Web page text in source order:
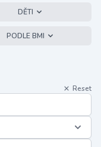
DĚTI
PODLE BMI
Reset